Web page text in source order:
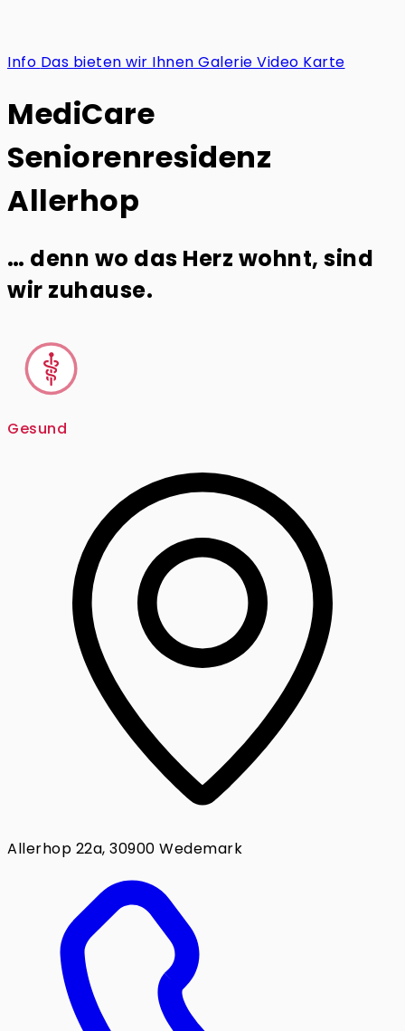
Info Das bieten wir Ihnen Galerie Video Karte
MediCare
Seniorenresidenz
Allerhop
… denn wo das Herz wohnt, sind
wir zuhause.
Gesund
Allerhop 22a, 30900 Wedemark